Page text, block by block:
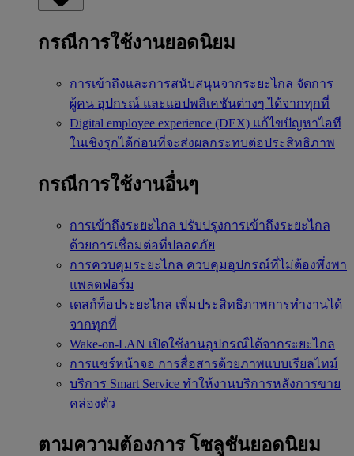
กรณีการใช้งานยอดนิยม
การเข้าถึงและการสนับสนุนจากระยะไกล จัดการ
ผู้คน อุปกรณ์ และแอปพลิเคชันต่างๆ ได้จากทุกที่
Digital employee experience (DEX) แก้ไขปัญหาไอที
ในเชิงรุกได้ก่อนที่จะส่งผลกระทบต่อประสิทธิภาพ
กรณีการใช้งานอื่นๆ
การเข้าถึงระยะไกล ปรับปรุงการเข้าถึงระยะไกล
ด้วยการเชื่อมต่อที่ปลอดภัย
การควบคุมระยะไกล ควบคุมอุปกรณ์ที่ไม่ต้องพึ่งพา
แพลตฟอร์ม
เดสก์ท็อประยะไกล เพิ่มประสิทธิภาพการทำงานได้
จากทุกที่
Wake-on-LAN เปิดใช้งานอุปกรณ์ได้จากระยะไกล
การแชร์หน้าจอ การสื่อสารด้วยภาพแบบเรียลไทม์
บริการ Smart Service ทำให้งานบริการหลังการขาย
คล่องตัว
ตามความต้องการ โซลูชันยอดนิยม